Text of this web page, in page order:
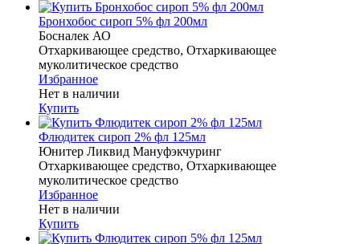
Бронхобос сироп 5% фл 200мл
Босналек АО
Отхаркивающее средство, Отхаркивающее
муколитическое средство
Избранное
Нет в наличии
Купить
Флюдитек сироп 2% фл 125мл
Юнитер Ликвид Мануфэкчуринг
Отхаркивающее средство, Отхаркивающее
муколитическое средство
Избранное
Нет в наличии
Купить